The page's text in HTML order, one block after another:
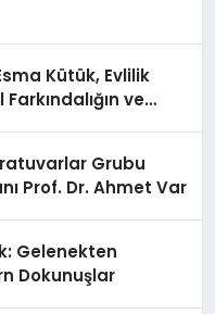
Kütük, Evlilik
ve
Grubu
Prof. Dr. Ahmet Var
Gelenekten
Dokunuşlar